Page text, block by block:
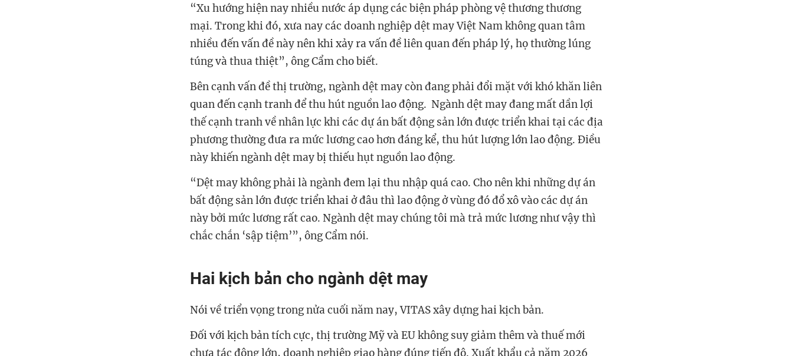
“Xu hướng hiện nay nhiều nước áp dụng các biện pháp phòng vệ thương thương
mại. Trong khi đó, xưa nay các doanh nghiệp dệt may Việt Nam không quan tâm
nhiều đến vấn đề này nên khi xảy ra vấn đề liên quan đến pháp lý, họ thường lúng
túng và thua thiệt”, ông Cẩm cho biết.
Bên cạnh vấn đề thị trường, ngành dệt may còn đang phải đổi mặt với khó khăn liên
quan đến cạnh tranh để thu hút nguồn lao động. Ngành dệt may đang mất dần lợi
thế cạnh tranh về nhân lực khi các dự án bất động sản lớn được triển khai tại các địa
phương thường đưa ra mức lương cao hơn đáng kể, thu hút lượng lớn lao động. Điều
này khiến ngành dệt may bị thiếu hụt nguồn lao động.
“Dệt may không phải là ngành đem lại thu nhập quá cao. Cho nên khi những dự án
bất động sản lớn được triển khai ở đâu thì lao động ở vùng đó đổ xô vào các dự án
này bởi mức lương rất cao. Ngành dệt may chúng tôi mà trả mức lương như vậy thì
chắc chắn ‘sập tiệm’”, ông Cẩm nói.
Hai kịch bản cho ngành dệt may
Nói về triển vọng trong nửa cuối năm nay, VITAS xây dựng hai kịch bản.
Đối với kịch bản tích cực, thị trường Mỹ và EU không suy giảm thêm và thuế mới
chưa tác động lớn, doanh nghiệp giao hàng đúng tiến độ. Xuất khẩu cả năm 2026